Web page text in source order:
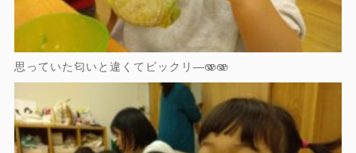
思っていた匂いと違くてビックリ―🫨🫨